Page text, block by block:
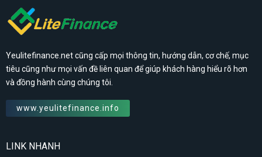
Yeulitefinance.net cũng cấp mọi thông tin, hướng dẫn, cơ chế, mục
tiêu cũng như mọi vấn đề liên quan để giúp khách hàng hiểu rõ hơn
và đồng hành cùng chúng tôi.
www.yeulitefinance.info
LINK NHANH